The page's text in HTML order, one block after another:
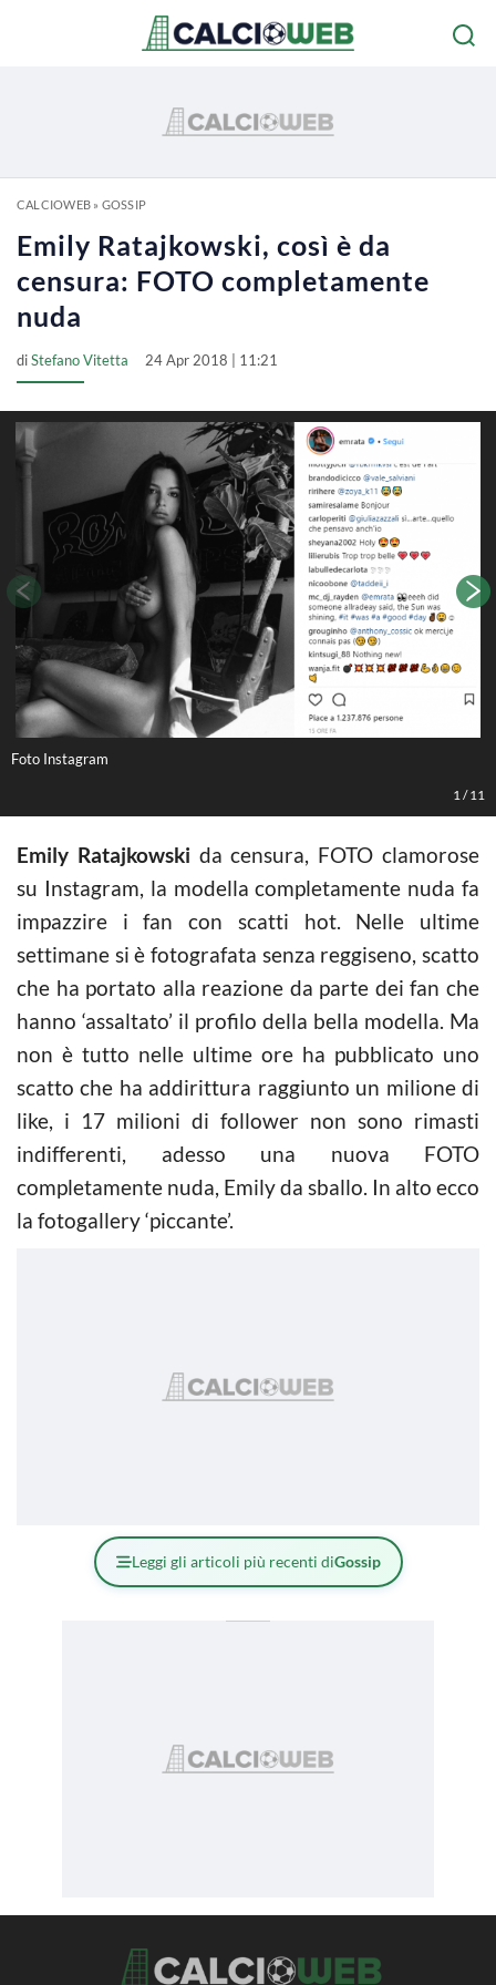
CALCIOWEB» GOSSIP
Emily Ratajkowski, così è da
censura: FOTO completamente
nuda
diStefano Vitetta 24 Apr 2018 | 11:21
Foto Instagram
1 /11
Emily Ratajkowski da censura, FOTO clamorose
su Instagram, la modella completamente nuda fa
impazzire i fan con scatti hot. Nelle ultime
settimane si è fotografata senza reggiseno, scatto
che ha portato alla reazione da parte dei fan che
hanno ‘assaltato’ il profilo della bella modella. Ma
non è tutto nelle ultime ore ha pubblicato uno
scatto che ha addirittura raggiunto un milione di
like, i 17 milioni di follower non sono rimasti
indifferenti, adesso una nuova FOTO
completamente nuda, Emily da sballo. In alto ecco
la fotogallery ‘piccante’.
Leggi gli articoli più recenti diGossip